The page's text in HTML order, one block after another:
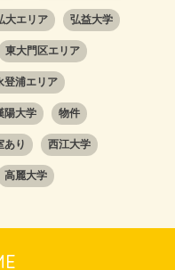
大エリア 弘益大学
東大門区エリア
登浦エリア
陽大学 物件
あり 西江大学
高麗大学